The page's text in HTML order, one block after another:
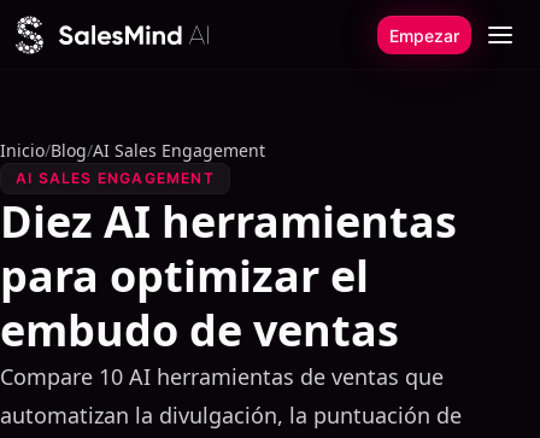
Ir al contenido
Empezar
Inicio/Blog/AI Sales Engagement
AI SALES ENGAGEMENT
Diez AI herramientas
para optimizar el
embudo de ventas
Compare 10 AI herramientas de ventas que
automatizan la divulgación, la puntuación de